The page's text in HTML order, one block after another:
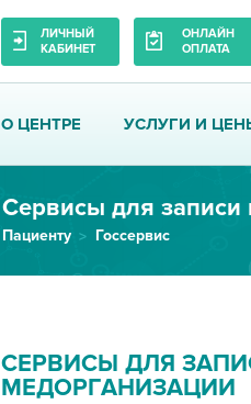
ЛИЧНЫЙ
КАБИНЕТ
ОНЛАЙН
ОПЛАТА
О ЦЕНТРЕ УСЛУГИ И
Сервисы для записи
Пациенту Госсервис
СЕРВИСЫ ДЛЯ
МЕДОРГАНИЗАЦИИ